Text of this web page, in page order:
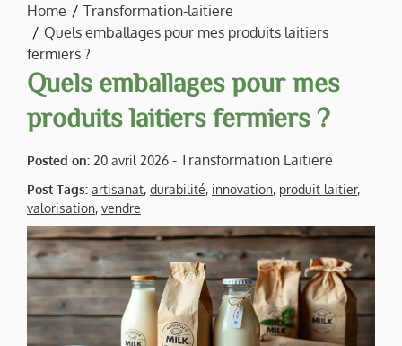
Home
Transformation-laitiere
Quels emballages pour mes produits laitiers
fermiers ?
Quels emballages pour mes
produits laitiers fermiers ?
Posted on: 20 avril 2026 - Transformation Laitiere
Post Tags: artisanat, durabilité, innovation, produit laitier,
valorisation, vendre